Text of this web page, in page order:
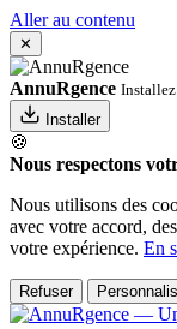
Aller au contenu
✕
AnnuRgence
Installer
🍪
Nous respectons
Nous utilisons des
avec votre accord,
votre expérience. En
Refuser